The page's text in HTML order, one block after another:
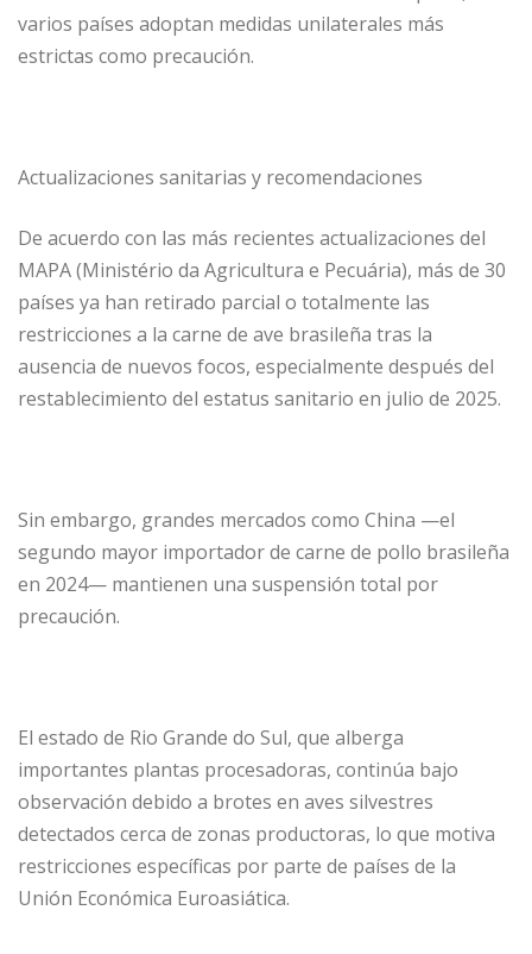
varios países adoptan medidas unilaterales más
estrictas como precaución.
Actualizaciones sanitarias y recomendaciones
De acuerdo con las más recientes actualizaciones del
MAPA (Ministério da Agricultura e Pecuária), más de 30
países ya han retirado parcial o totalmente las
restricciones a la carne de ave brasileña tras la
ausencia de nuevos focos, especialmente después del
restablecimiento del estatus sanitario en julio de 2025.
Sin embargo, grandes mercados como China —el
segundo mayor importador de carne de pollo brasileña
en 2024— mantienen una suspensión total por
precaución.
El estado de Rio Grande do Sul, que alberga
importantes plantas procesadoras, continúa bajo
observación debido a brotes en aves silvestres
detectados cerca de zonas productoras, lo que motiva
restricciones específicas por parte de países de la
Unión Económica Euroasiática.